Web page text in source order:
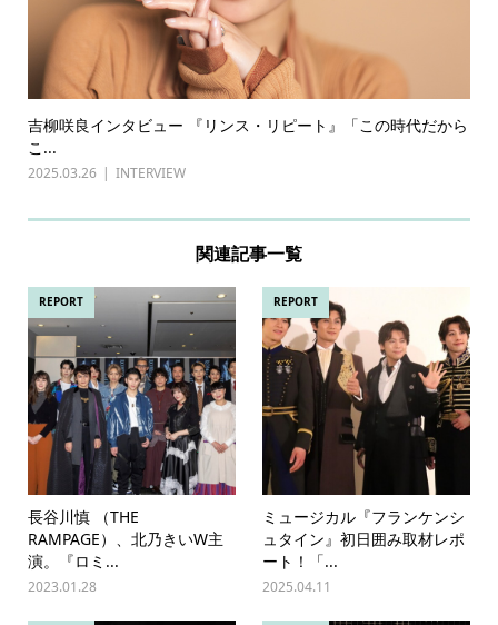
吉柳咲良インタビュー 『リンス・リピート』「この時代だから
こ...
2025.03.26 INTERVIEW
関連記事一覧
REPORT
長谷川慎 （THE
RAMPAGE）、北乃きいW主
演。『ロミ...
2023.01.28
REPORT
ミュージカル『フランケンシ
ュタイン』初日囲み取材レポ
ート！「...
2025.04.11